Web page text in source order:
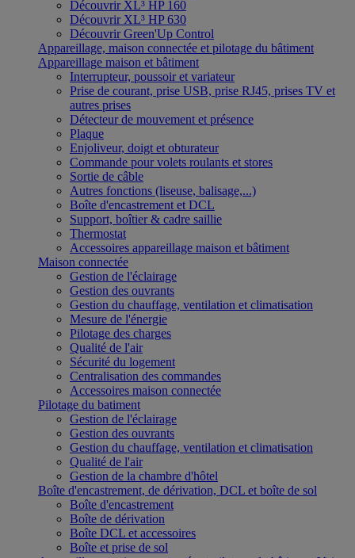
Découvrir XL³ HP 160
Découvrir XL³ HP 630
Découvrir Green'Up Control
Appareillage, maison connectée et pilotage du bâtiment
Appareillage maison et bâtiment
Interrupteur, poussoir et variateur
Prise de courant, prise USB, prise RJ45, prises TV et
autres prises
Détecteur de mouvement et présence
Plaque
Enjoliveur, doigt et obturateur
Commande pour volets roulants et stores
Sortie de câble
Autres fonctions (liseuse, balisage,...)
Boîte d'encastrement et DCL
Support, boîtier & cadre saillie
Thermostat
Accessoires appareillage maison et bâtiment
Maison connectée
Gestion de l'éclairage
Gestion des ouvrants
Gestion du chauffage, ventilation et climatisation
Mesure de l'énergie
Pilotage des charges
Qualité de l'air
Sécurité du logement
Centralisation des commandes
Accessoires maison connectée
Pilotage du batiment
Gestion de l'éclairage
Gestion des ouvrants
Gestion du chauffage, ventilation et climatisation
Qualité de l'air
Gestion de la chambre d'hôtel
Boîte d'encastrement, de dérivation, DCL et boîte de sol
Boîte d'encastrement
Boîte de dérivation
Boîte DCL et accessoires
Boîte et prise de sol